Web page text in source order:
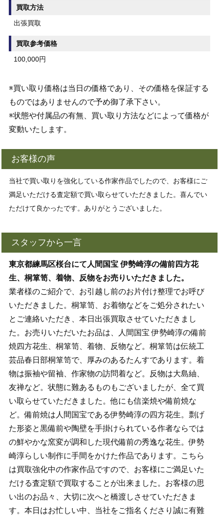
買取方法
出張買取
買取参考価格
100,000円
※買い取り価格は当日の価格であり、その価格を保証する
ものではありませんので予め御了承下さい。
※状態や付属品の有無、買い取り方法などによって価格が
変動いたします。
お客様の声
当社で買い取りを強化している作家作品でしたので、お客様にご
満足いただける査定額で買い取らせていただきました。喜んでい
ただけて良かったです。ありがとうございました。
スタッフから一言
東京都練馬区桜台にて人間国宝 伊勢崎淳の備前四方花
生、桐箪笥、着物、反物をお売りいただきました。
業者様のご紹介で、お引越し前のお片付け整理でお呼び
いただきました。桐箪笥、お着物などをご処分されたい
とご連絡いただき、本日出張買取させていただきまし
た。お売りいただいたお品は、人間国宝 伊勢崎淳の備前
焼四方花生、桐箪笥、着物、反物など。桐箪笥は伝統工
芸品春日部桐箪笥で、厚みのあるたんすであります。着
物は振袖や留袖、作家物の訪問着など。反物は大島紬、
友禅など。状態に難あるものもございましたが、全て買
い取らせていただきました。他にも信楽焼や備前焼な
ど。備前焼は人間国宝である伊勢崎淳の四方花生。剽げ
た形姿と黒備前や陶壁を手掛けられている作者ならでは
の鮮やかな窯変が調和した現代備前の秀逸な花生。伊勢
崎淳らしい制作に手間をかけた作品であります。こちら
は買取強化中の作家作品ですので、お客様にご満足いた
だける査定額で買取することが出来ました。お客様の思
い出のお品々、大切に次へと橋渡しさせていただきま
す。本日はお忙しい中、当社をご指名くださり誠に有難